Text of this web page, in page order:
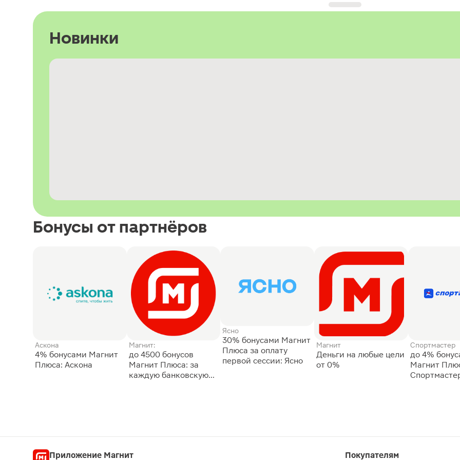
Новинки
Бонусы от партнёров
Аскона
4% бонусами Магнит
Плюса: Аскона
Магнит:
до 4500 бонусов
Магнит Плюса: за
каждую банковскую
Ясно
30% бонусами Магнит
Плюса за оплату
первой сессии: Ясно
Магнит
Деньги на любые цели
от 0%
Спортмастер
до 4%
Магнит
Приложение Магнит Покупателям